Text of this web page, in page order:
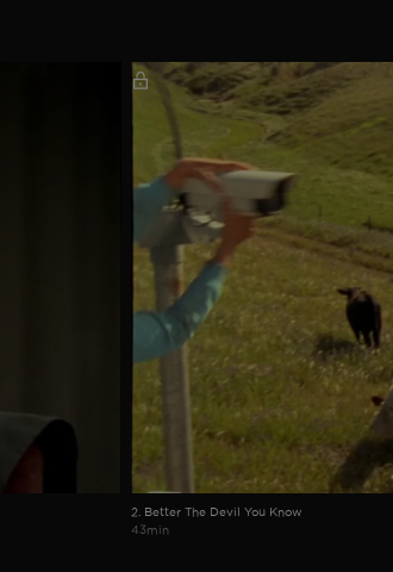
2. Better The Devil You Know
43min